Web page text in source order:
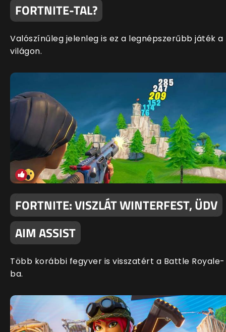
FORTNITE-TAL?
Valószínűleg jelenleg is ez a legnépszerűbb játék a
világon.
FORTNITE: VISZLÁT WINTERFEST, ÜDV
AIM ASSIST
Több korábbi fegyver is visszatért a Battle Royale-
ba.